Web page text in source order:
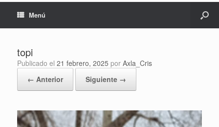
Menú
topi
Publicado el 21 febrero, 2025 por Axla_Cris
← Anterior
Siguiente →